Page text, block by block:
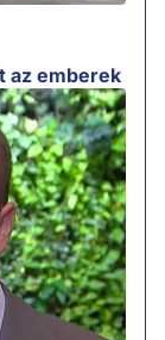
az emberek